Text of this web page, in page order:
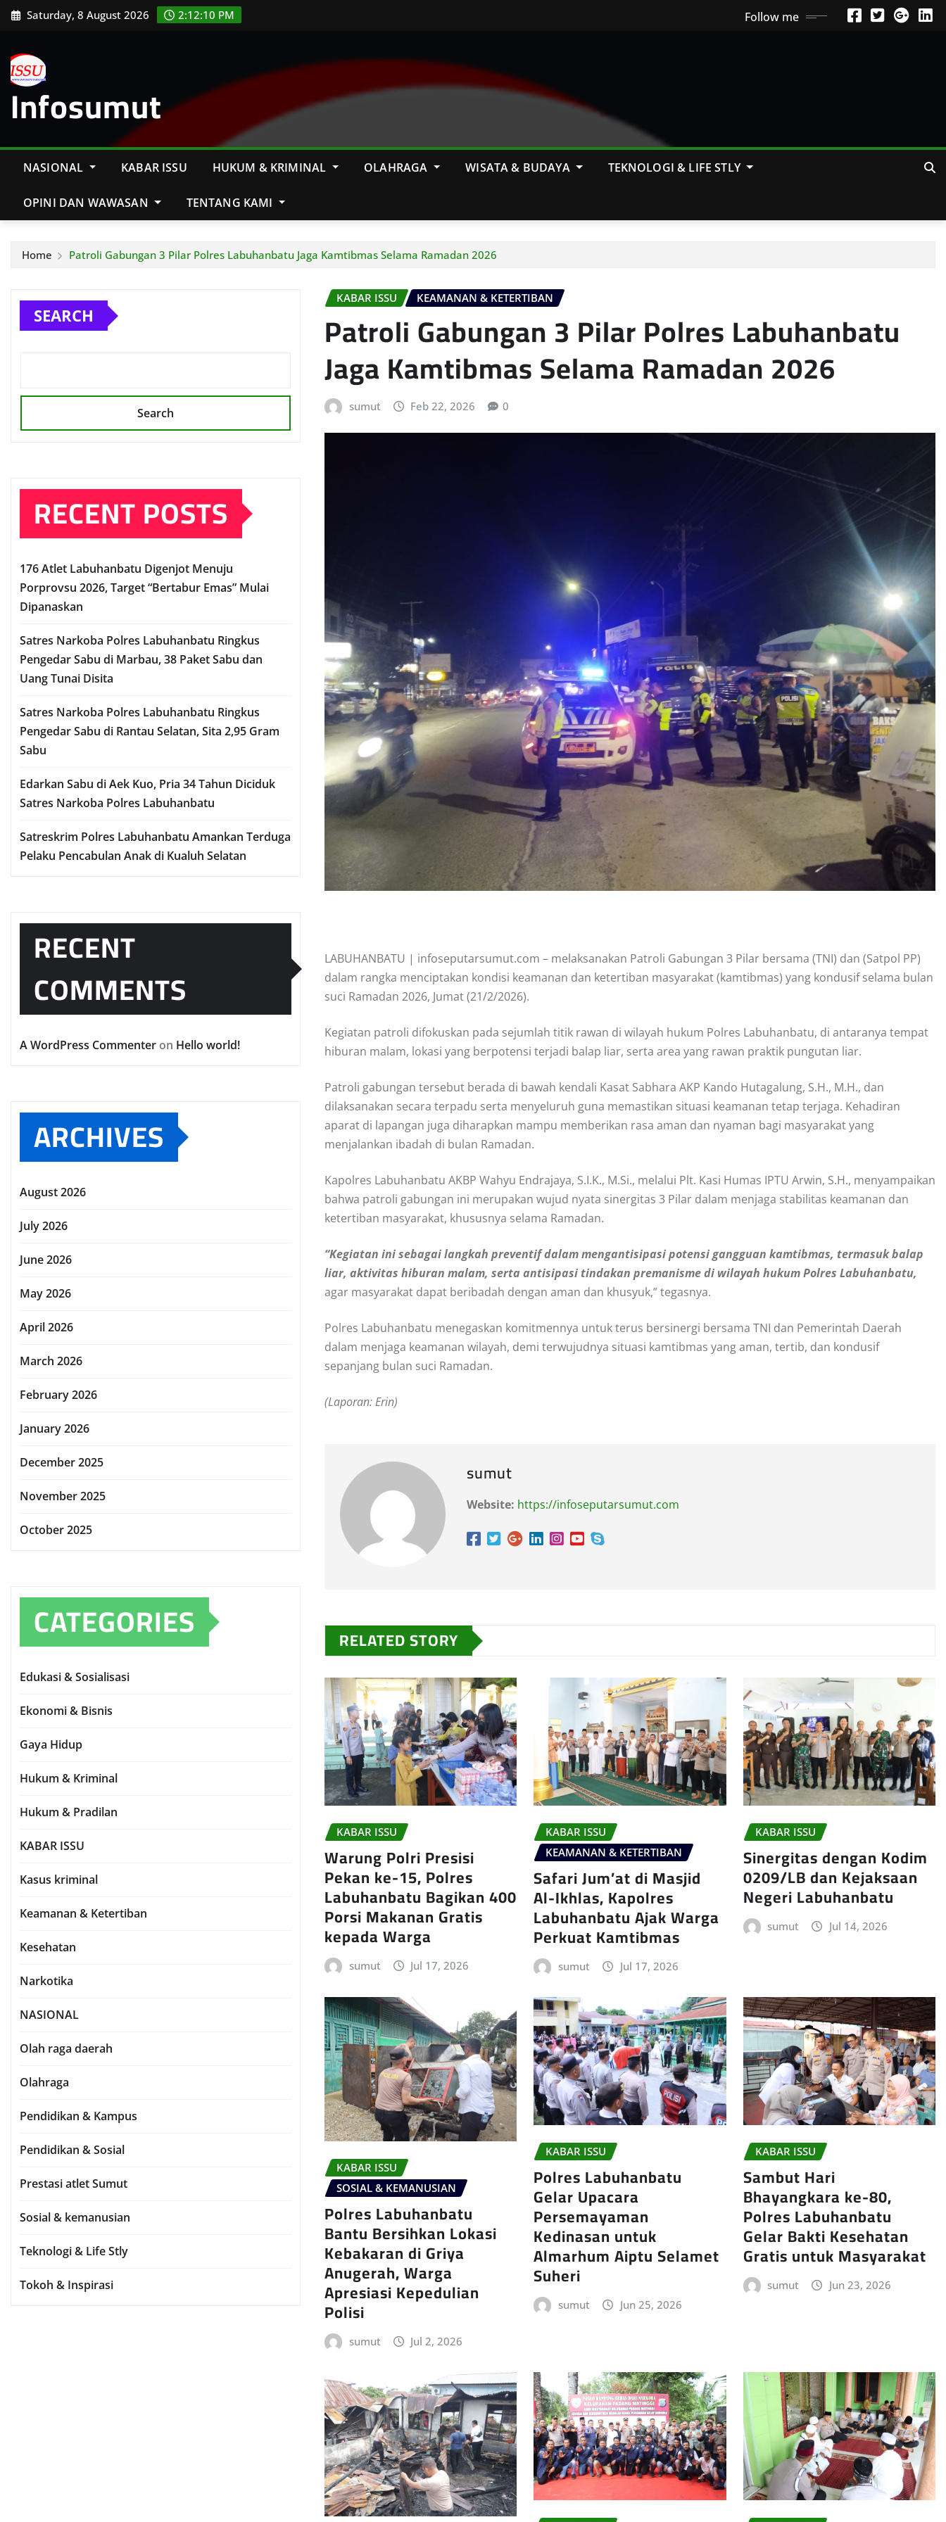
Skip Saturday, 8 August 2026 2:12:12 PM Follow me
Infosumut
NASIONAL KABAR ISSU HUKUM & KRIMINAL OLAHRAGA WISATA & BUDAYA TEKNOLOGI & LIFE STLY
OPINI DAN WAWASAN TENTANG KAMI
Home Patroli Gabungan 3 Pilar Polres Labuhanbatu Jaga Kamtibmas Selama Ramadan 2026
SEARCH
Search
RECENT POSTS
176 Atlet Labuhanbatu Digenjot Menuju
Porprovsu 2026, Target “Bertabur Emas” Mulai
Dipanaskan
Satres Narkoba Polres Labuhanbatu Ringkus
Pengedar Sabu di Marbau, 38 Paket Sabu dan
Uang Tunai Disita
Satres Narkoba Polres Labuhanbatu Ringkus
Pengedar Sabu di Rantau Selatan, Sita 2,95 Gram
Sabu
Edarkan Sabu di Aek Kuo, Pria 34 Tahun Diciduk
Satres Narkoba Polres Labuhanbatu
Satreskrim Polres Labuhanbatu Amankan Terduga
Pelaku Pencabulan Anak di Kualuh Selatan
RECENT
COMMENTS
A WordPress Commenter on Hello world!
ARCHIVES
August 2026
July 2026
June 2026
May 2026
April 2026
March 2026
February 2026
January 2026
December 2025
November 2025
October 2025
CATEGORIES
Edukasi & Sosialisasi
Ekonomi & Bisnis
Gaya Hidup
Hukum & Kriminal
Hukum & Pradilan
KABAR ISSU
Kasus kriminal
Keamanan & Ketertiban
Kesehatan
Narkotika
NASIONAL
Olah raga daerah
Olahraga
Pendidikan & Kampus
Pendidikan & Sosial
Prestasi atlet Sumut
Sosial & kemanusian
Teknologi & Life Stly
Tokoh & Inspirasi
KABAR ISSU KEAMANAN & KETERTIBAN
Patroli Gabungan 3 Pilar Polres Labuhanbatu
Jaga Kamtibmas Selama Ramadan 2026
sumut Feb 22, 2026 0
LABUHANBATU | infoseputarsumut.com – melaksanakan Patroli Gabungan 3 Pilar bersama (TNI) dan (Satpol PP)
dalam rangka menciptakan kondisi keamanan dan ketertiban masyarakat (kamtibmas) yang kondusif selama bulan
suci Ramadan 2026, Jumat (21/2/2026).
Kegiatan patroli difokuskan pada sejumlah titik rawan di wilayah hukum Polres Labuhanbatu, di antaranya tempat
hiburan malam, lokasi yang berpotensi terjadi balap liar, serta area yang rawan praktik pungutan liar.
Patroli gabungan tersebut berada di bawah kendali Kasat Sabhara AKP Kando Hutagalung, S.H., M.H., dan
dilaksanakan secara terpadu serta menyeluruh guna memastikan situasi keamanan tetap terjaga. Kehadiran
aparat di lapangan juga diharapkan mampu memberikan rasa aman dan nyaman bagi masyarakat yang
menjalankan ibadah di bulan Ramadan.
Kapolres Labuhanbatu AKBP Wahyu Endrajaya, S.I.K., M.Si., melalui Plt. Kasi Humas IPTU Arwin, S.H., menyampaikan
bahwa patroli gabungan ini merupakan wujud nyata sinergitas 3 Pilar dalam menjaga stabilitas keamanan dan
ketertiban masyarakat, khususnya selama Ramadan.
“Kegiatan ini sebagai langkah preventif dalam mengantisipasi potensi gangguan kamtibmas, termasuk balap
liar, aktivitas hiburan malam, serta antisipasi tindakan premanisme di wilayah hukum Polres Labuhanbatu,
agar masyarakat dapat beribadah dengan aman dan khusyuk,” tegasnya.
Polres Labuhanbatu menegaskan komitmennya untuk terus bersinergi bersama TNI dan Pemerintah Daerah
dalam menjaga keamanan wilayah, demi terwujudnya situasi kamtibmas yang aman, tertib, dan kondusif
sepanjang bulan suci Ramadan.
(Laporan: Erin)
sumut
Website: https://infoseputarsumut.com
RELATED STORY
KABAR ISSU
Warung Polri Presisi
Pekan ke-15, Polres
Labuhanbatu Bagikan 400
Porsi Makanan Gratis
kepada Warga
sumut Jul 17, 2026
KABAR ISSU
KEAMANAN & KETERTIBAN
Safari Jum’at di Masjid
Al-Ikhlas, Kapolres
Labuhanbatu Ajak Warga
Perkuat Kamtibmas
sumut Jul 17, 2026
KABAR ISSU
Sinergitas dengan Kodim
0209/LB dan Kejaksaan
Negeri Labuhanbatu
sumut Jul 14, 2026
KABAR ISSU
SOSIAL & KEMANUSIAN
Polres Labuhanbatu
Bantu Bersihkan Lokasi
Kebakaran di Griya
Anugerah, Warga
Apresiasi Kepedulian
Polisi
sumut Jul 2, 2026
KABAR ISSU
Polres Labuhanbatu
Gelar Upacara
Persemayaman
Kedinasan untuk
Almarhum Aiptu Selamet
Suheri
sumut Jun 25, 2026
KABAR ISSU
Sambut Hari
Bhayangkara ke-80,
Polres Labuhanbatu
Gelar Bakti Kesehatan
Gratis untuk Masyarakat
sumut Jun 23, 2026